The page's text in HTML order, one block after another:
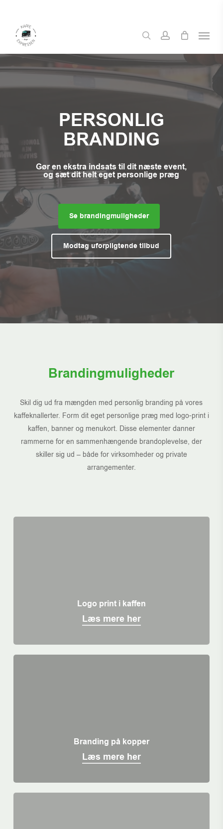
content
searchaccount
Menu
PERSONLIG
BRANDING
Gør en ekstra indsats til dit næste event,
og sæt dit helt eget personlige præg
Se brandingmuligheder
Modtag uforpligtende tilbud
Brandingmuligheder
Skil dig ud fra mængden med personlig branding på vores
kaffeknallerter. Form dit eget personlige præg med logo-print i
kaffen, banner og menukort. Disse elementer danner
rammerne for en sammenhængende brandoplevelse, der
skiller sig ud – både for virksomheder og private
arrangementer.
Logo print i kaffen
Læs mere her
Branding på kopper
Læs mere her